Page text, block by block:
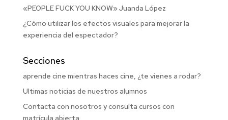
«PEOPLE FUCK YOU KNOW» Juanda López
¿Cómo utilizar los efectos visuales para mejorar la
experiencia del espectador?
Secciones
aprende cine mientras haces cine, ¿te vienes a rodar?
Ultimas noticias de nuestros alumnos
Contacta con nosotros y consulta cursos con
matrícula abierta